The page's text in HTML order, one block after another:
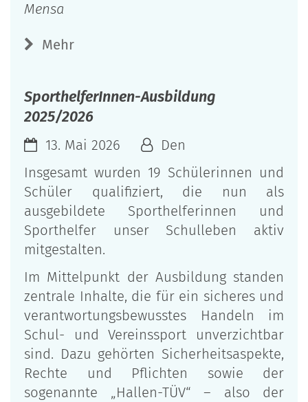
Mensa
Mehr
SporthelferInnen-Ausbildung
2025/2026
13. Mai 2026
Den
Insgesamt wurden 19 Schülerinnen und
Schüler qualifiziert, die nun als
ausgebildete Sporthelferinnen und
Sporthelfer unser Schulleben aktiv
mitgestalten.
Im Mittelpunkt der Ausbildung standen
zentrale Inhalte, die für ein sicheres und
verantwortungsbewusstes Handeln im
Schul- und Vereinssport unverzichtbar
sind. Dazu gehörten Sicherheitsaspekte,
Rechte und Pflichten sowie der
sogenannte „Hallen-TÜV“ – also der